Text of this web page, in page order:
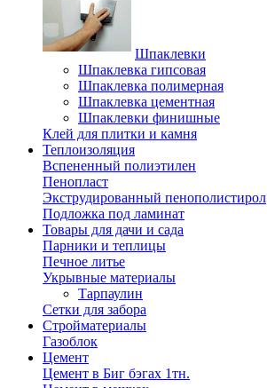
Шпаклевки
Шпаклевка гипсовая
Шпаклевка полимерная
Шпаклевка цементная
Шпаклевки финишные
Клей для плитки и камня
Теплоизоляция
Вспененный полиэтилен
Пенопласт
Экструдированный пенополистирол
Подложка под ламинат
Товары для дачи и сада
Парники и теплицы
Печное литье
Укрывные материалы
Тарпаулин
Сетки для забора
Стройматериалы
Газоблок
Цемент
Цемент в Биг бэгах 1тн.